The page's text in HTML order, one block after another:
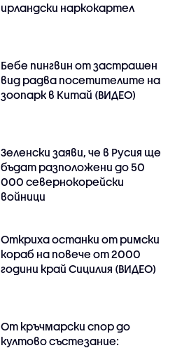
ирландски наркокартел
Бебе пингвин от застрашен
вид радва посетителите на
зоопарк в Китай (ВИДЕО)
Зеленски заяви, че в Русия ще
бъдат разположени до 50
000 севернокорейски
войници
Откриха останки от римски
кораб на повече от 2000
години край Сицилия (ВИДЕО)
От кръчмарски спор до
култово състезание: